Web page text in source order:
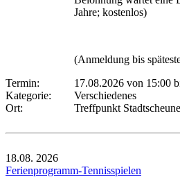
Jahre; kostenlos)
(Anmeldung bis
Termin:
17.08.2026 von 15:00
Kategorie:
Verschiedenes
Ort:
Treffpunkt
18.08. 2026
Ferienprogramm-Tennisspielen